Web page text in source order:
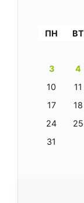
ПН ВТ
3
4
10
11
17
18
24
25
31